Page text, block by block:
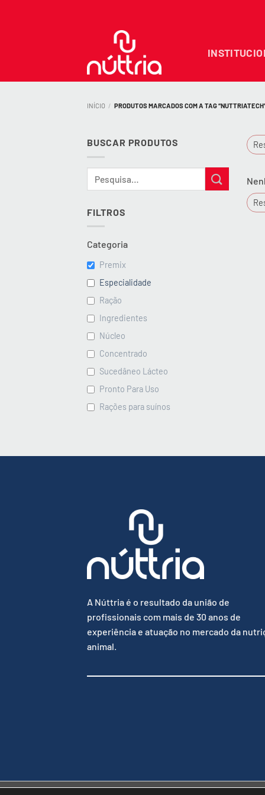
INÍCIO / PRODUTOS MARCADOS COM A TAG
BUSCAR PRODUTOS
FILTROS
Categoria
Premix
Especialidade
Ração
Ingredientes
Núcleo
Concentrado
Sucedâneo Lácteo
Pronto Para Uso
Rações para suínos
A Núttria é o resultado da união de
profissionais com mais de 30 anos de
experiência e atuação no mercado da
animal.